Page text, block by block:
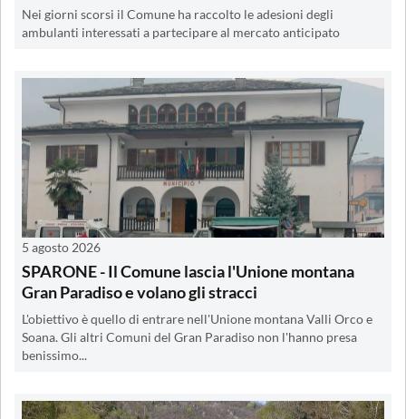
Nei giorni scorsi il Comune ha raccolto le adesioni degli
ambulanti interessati a partecipare al mercato anticipato
5 agosto 2026
SPARONE - Il Comune lascia l'Unione montana
Gran Paradiso e volano gli stracci
L'obiettivo è quello di entrare nell'Unione montana Valli Orco e
Soana. Gli altri Comuni del Gran Paradiso non l'hanno presa
benissimo...